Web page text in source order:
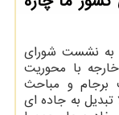
به نشست شورای
با محوریت
مبحث برجام و مباحث
تبدیل به جاده ای